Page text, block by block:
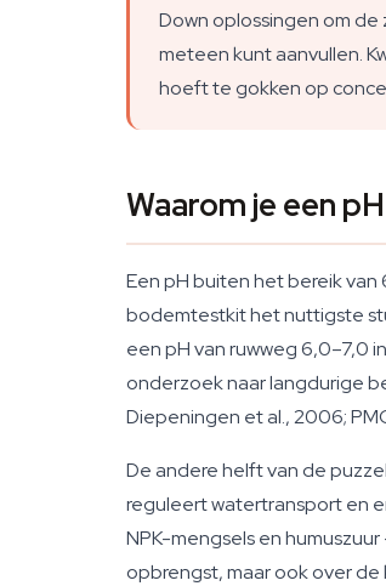
Down oplossingen om
meteen kunt aanvullen.
hoeft te gokken op
Waarom je een
Een pH buiten het bereik
bodemtestkit het nuttigste
een pH van ruwweg 6,0–7,0
onderzoek naar langdurige
Diepeningen et al., 2006;
De andere helft van de
reguleert watertransport en
NPK-mengsels en
opbrengst, maar ook over